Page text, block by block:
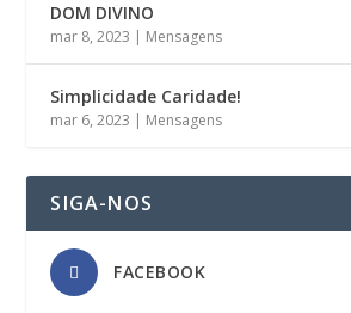
DOM DIVINO
mar 8, 2023 | Mensagens
Simplicidade Caridade!
mar 6, 2023 | Mensagens
SIGA-NOS
FACEBOOK